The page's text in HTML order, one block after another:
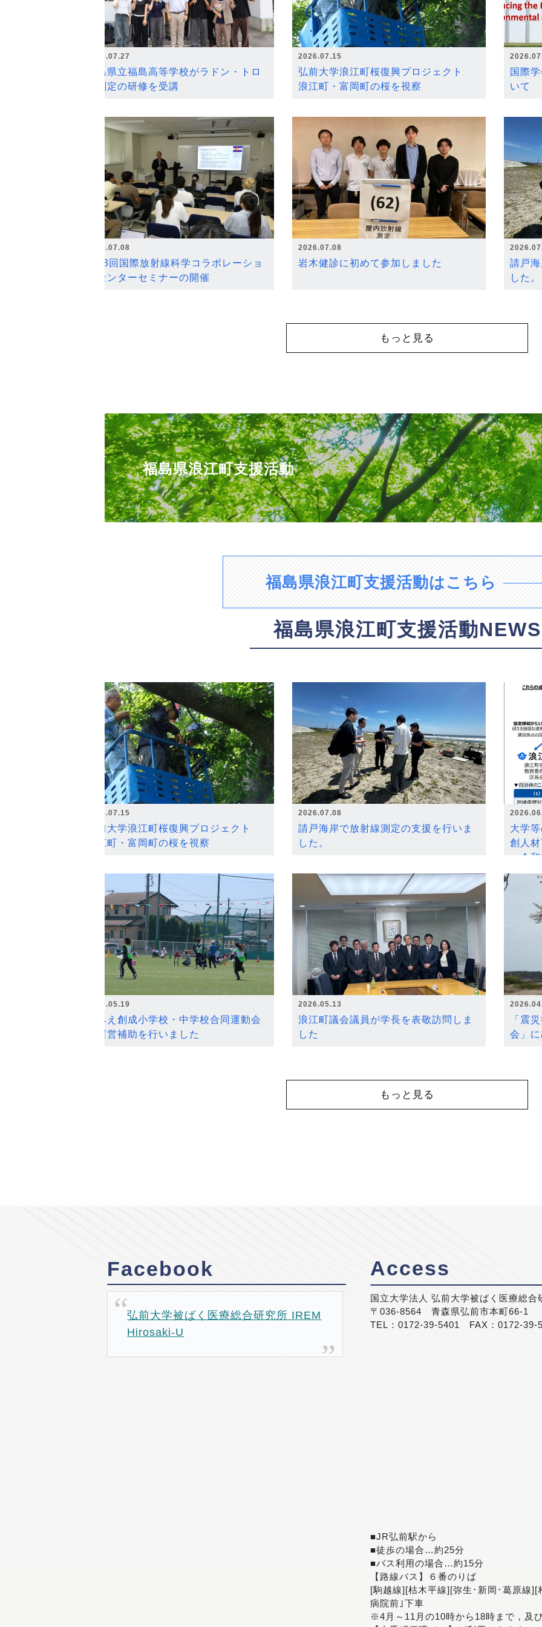
2026.07.27
福島県立福島高等学校がラドン・トロ
ン測定の研修を受講
2026.07.15
弘前大学浪江町桜復興プロジェクト
浪江町・富岡町の桜を視察
国際
いて
2026.07.08
第18回国際放射線科学コラボレーショ
ンセンターセミナーの開催
2026.07.08
岩木健診に初めて参加しました
請戸
した。
もっと見る
福島県浪江町支援活動
福島県浪江町支援活動はこちら
福島県浪江町支援活動NEWS
2026.07.15
弘前大学浪江町桜復興プロジェクト
浪江町・富岡町の桜を視察
2026.07.08
請戸海岸で放射線測定の支援を行いま
した。
大学
創人
～令
2026.05.19
なみえ創成小学校・中学校合同運動会
の運営補助を行いました
2026.05.13
浪江町議会議員が学長を表敬訪問しま
した
「震
会」
もっと見る
Facebook
弘前大学被ばく医療総合研究所 IREM
Hirosaki-U
Access
国立大学法人 弘前大学被ばく医療総合
〒036-8564 青森県弘前市本町66-1
TEL：0172-39-5401 FAX：0172-39-
■JR弘前駅から
■徒歩の場合…約25分
■バス利用の場合…約15分
【路線バス】６番のりば
[駒越線][枯木平線][弥生･新岡･葛原線
病院前｣下車
※4月～11月の10時から18時まで，及